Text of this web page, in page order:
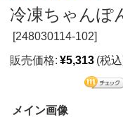
冷凍ちゃん
[248030114-102]
販売価格: ¥5,313 (税
メイン画像